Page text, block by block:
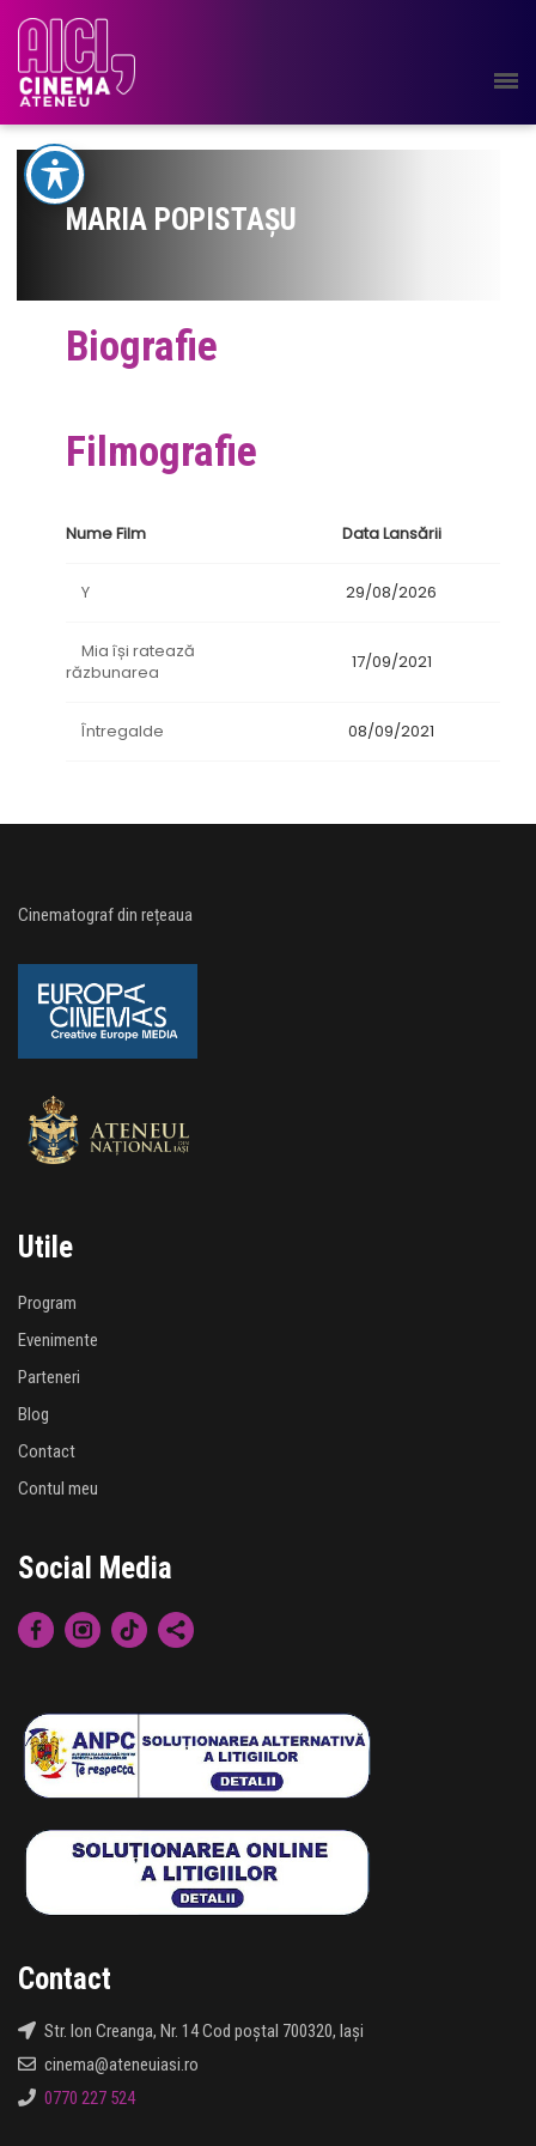
MARIA POPISTAȘU
Biografie
Filmografie
Nume Film Data Lansării
Y 29/08/2026
Mia își ratează
răzbunarea
17/09/2021
Întregalde 08/09/2021
Cinematograf din rețeaua
Utile
Program
Evenimente
Parteneri
Blog
Contact
Contul meu
Social Media
Contact
Str. Ion Creanga, Nr. 14 Cod poștal 700320, Iași
cinema@ateneuiasi.ro
0770 227 524